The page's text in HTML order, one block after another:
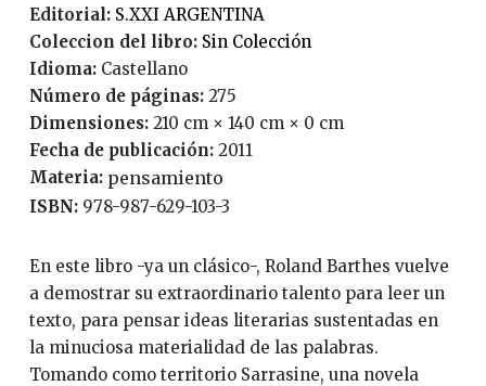
Editorial:
S.XXI ARGENTINA
Coleccion del libro:
Sin Colección
Idioma:
Castellano
Número de páginas:
275
Dimensiones: 210 cm × 140 cm × 0 cm
Fecha de publicación:
2011
Materia: pensamiento
ISBN: 978-987-629-103-3
En este libro -ya un clásico-, Roland Barthes vuelve
a demostrar su extraordinario talento para leer un
texto, para pensar ideas literarias sustentadas en
la minuciosa materialidad de las palabras.
Tomando como territorio Sarrasine, una novela